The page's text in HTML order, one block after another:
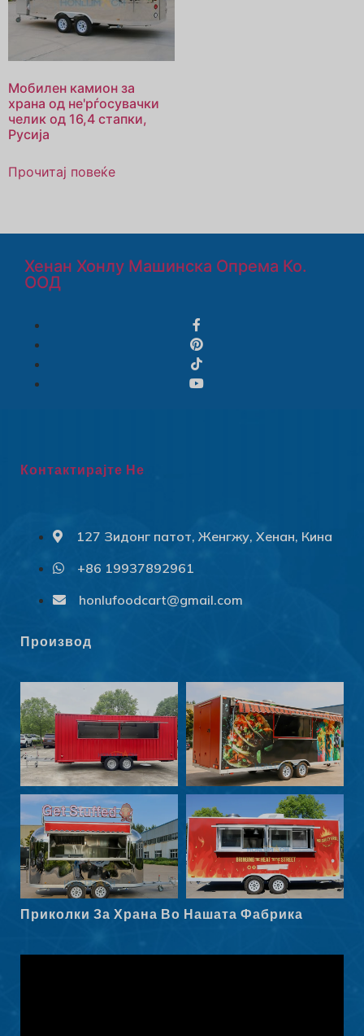
Мобилен камион за
храна од не'рѓосувачки
челик од 16,4 стапки,
Русија
Прочитај повеќе
Хенан Хонлу Машинска Опрема Ко.
ООД
Контактирајте Не
127 Зидонг патот, Женгжу, Хенан, Кина
+86 19937892961
honlufoodcart@gmail.com
Производ
Приколки За Храна Во Нашата Фабрика
Slovenščina
Latviešu valoda
Dansk
Hrvatski
Српски језик
Norsk nynorsk
Maori
Eesti
Български
Slovenčina